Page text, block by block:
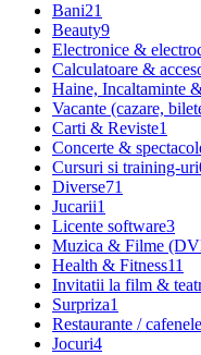
Bani21
Beauty9
Electronice &
Calculatoare &
Haine, Incaltaminte
Vacante (cazare,
Carti & Reviste1
Concerte &
Cursuri si training-uri
Diverse71
Jucarii1
Licente software3
Muzica & Filme
Health & Fitness11
Invitatii la film &
Surpriza1
Restaurante /
Jocuri4